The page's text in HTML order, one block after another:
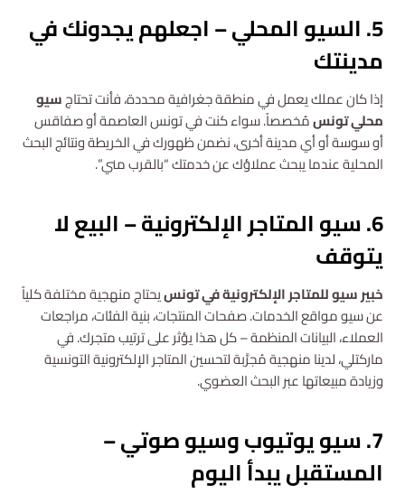
5. السيو المحلي – اجعلهم يجدونك في
مدينتك
إذا كان عملك يعمل في منطقة جغرافية محددة، فأنت تحتاجسيو
محلي تونسمُخصصاً. سواء كنت في تونس العاصمة أو صفاقس
أو سوسة أو أي مدينة أخرى، نضمن ظهورك في الخريطة ونتائج البحث
المحلية عندما يبحث عملاؤك عن خدمتك “بالقرب مني”.
6. سيو المتاجر الإلكترونية – البيع لا
يتوقف
خبير سيو للمتاجر الإلكترونية في تونسيحتاج منهجية مختلفة كلياً
عن سيو مواقع الخدمات. صفحات المنتجات، بنية الفئات، مراجعات
العملاء، البيانات المنظمة – كل هذا يؤثر على ترتيب متجرك. في
ماركتلي، لدينا منهجية مُجرَّبة لتحسين المتاجر الإلكترونية التونسية
وزيادة مبيعاتها عبر البحث العضوي.
7. سيو يوتيوب وسيو صوتي –
المستقبل يبدأ اليوم